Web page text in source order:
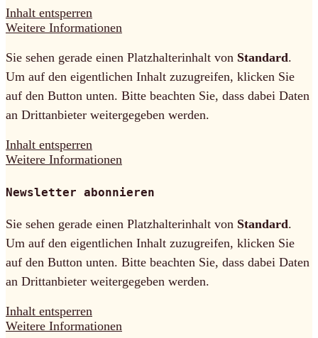
Inhalt entsperren
Weitere Informationen
Sie sehen gerade einen Platzhalterinhalt von Standard.
Um auf den eigentlichen Inhalt zuzugreifen, klicken Sie
auf den Button unten. Bitte beachten Sie, dass dabei Daten
an Drittanbieter weitergegeben werden.
Inhalt entsperren
Weitere Informationen
Newsletter abonnieren
Sie sehen gerade einen Platzhalterinhalt von Standard.
Um auf den eigentlichen Inhalt zuzugreifen, klicken Sie
auf den Button unten. Bitte beachten Sie, dass dabei Daten
an Drittanbieter weitergegeben werden.
Inhalt entsperren
Weitere Informationen